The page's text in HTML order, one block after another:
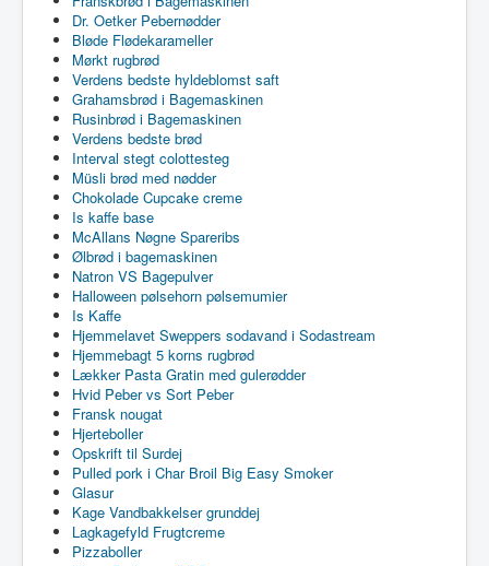
Dr. Oetker Pebernødder
Bløde Flødekarameller
Mørkt rugbrød
Verdens bedste hyldeblomst saft
Grahamsbrød i Bagemaskinen
Rusinbrød i Bagemaskinen
Verdens bedste brød
Interval stegt colottesteg
Müsli brød med nødder
Chokolade Cupcake creme
Is kaffe base
McAllans Nøgne Spareribs
Ølbrød i bagemaskinen
Natron VS Bagepulver
Halloween pølsehorn pølsemumier
Is Kaffe
Hjemmelavet Sweppers sodavand i Sodastream
Hjemmebagt 5 korns rugbrød
Lækker Pasta Gratin med gulerødder
Hvid Peber vs Sort Peber
Fransk nougat
Hjerteboller
Opskrift til Surdej
Pulled pork i Char Broil Big Easy Smoker
Glasur
Kage Vandbakkelser grunddej
Lagkagefyld Frugtcreme
Pizzaboller